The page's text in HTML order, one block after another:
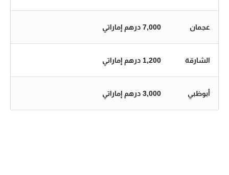
عجمان 7,000 درهم إماراتي
الشارقة 1,200 درهم إماراتي
أبوظبي 3,000 درهم إماراتي